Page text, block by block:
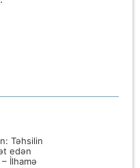
Təhsilin
edən
İlhamə